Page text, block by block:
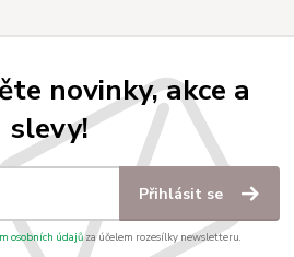
novinky, akce a
slevy!
Přihlásit se
osobních údajůza účelem rozesílky newsletteru.